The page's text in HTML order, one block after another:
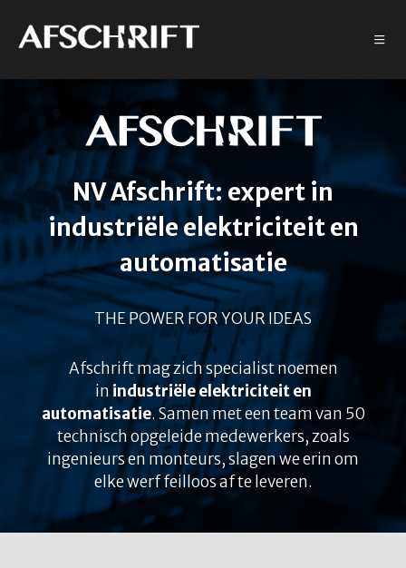
NV Afschrift: expert in
industriële elektriciteit en
automatisatie
THE POWER FOR YOUR IDEAS
Afschrift mag zich specialist noemen
in industriële elektriciteit en
automatisatie. Samen met een teamvan 50
technisch opgeleide medewerkers, zoals
ingenieurs en monteurs, slagen we erin om
elke werf feilloos af te leveren.